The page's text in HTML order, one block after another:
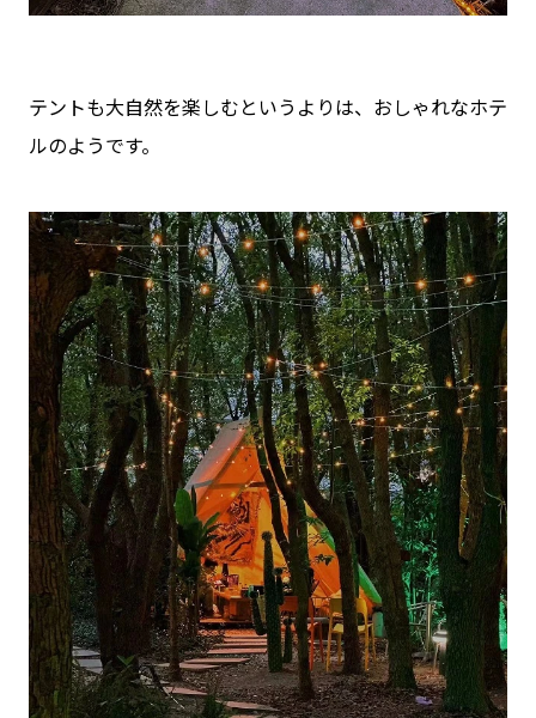
テントも大自然を楽しむというよりは、おしゃれなホテ
ルのようです。